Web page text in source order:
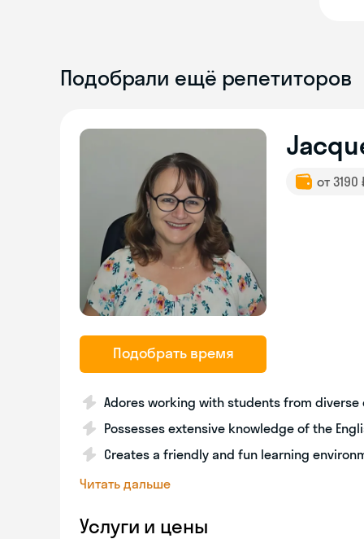
Подобрали ещё репетиторов
Подобрать время
от
Adores working with students from diverse
Possesses extensive knowledge of the
Creates a friendly and fun learning
Читать дальше
Услуги и цены